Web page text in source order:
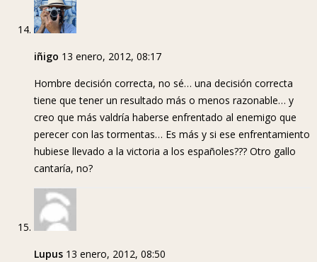
iñigo 13 enero, 2012, 08:17
Hombre decisión correcta, no sé… una decisión correcta
tiene que tener un resultado más o menos razonable… y
creo que más valdría haberse enfrentado al enemigo que
perecer con las tormentas… Es más y si ese enfrentamiento
hubiese llevado a la victoria a los españoles??? Otro gallo
cantaría, no?
Lupus 13 enero, 2012, 08:50